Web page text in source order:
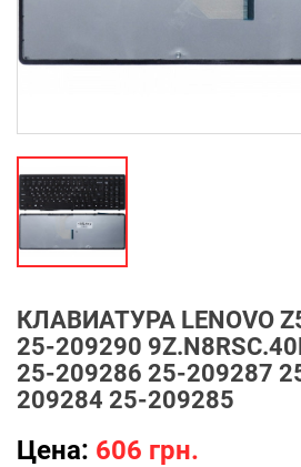
КЛАВИАТУРА LENOVO
25-209290
25-209286 25-209287
209284 25-209285
Цена: 606 грн.